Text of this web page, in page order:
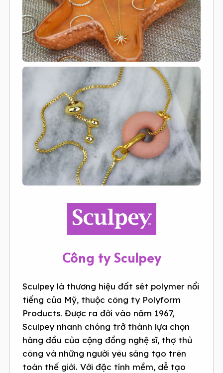
Công ty Sculpey
Sculpey là thương hiệu đất sét polymer nổi
tiếng của Mỹ, thuộc công ty Polyform
Products. Được ra đời vào năm 1967,
Sculpey nhanh chóng trở thành lựa chọn
hàng đầu của cộng đồng nghệ sĩ, thợ thủ
công và những người yêu sáng tạo trên
toàn thế giới. Với đặc tính mềm, dễ tạo